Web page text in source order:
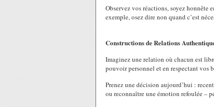
Observez vos réactions, soyez honnête
exemple, osez dire non quand c’est
Constructions de Relations
Imaginez une relation où chacun est
pouvoir personnel et en respectant vos
Prenez une décision aujourd’hui :
ou reconnaître une émotion refoulée –